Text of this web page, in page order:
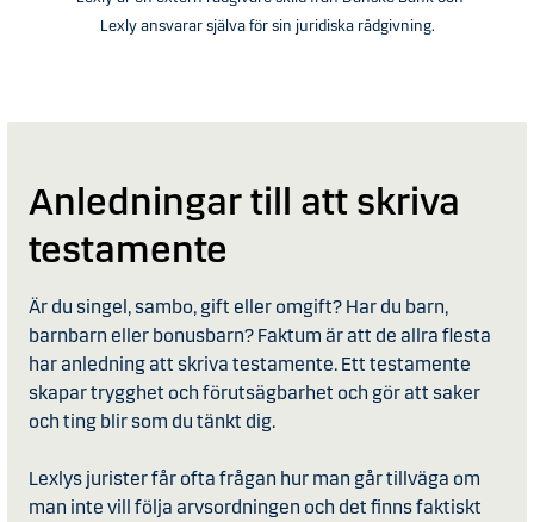
Lexly ansvarar själva för sin juridiska rådgivning.
Anledningar till att skriva
testamente
Är du singel, sambo, gift eller omgift? Har du barn,
barnbarn eller bonusbarn? Faktum är att de allra flesta
har anledning att skriva testamente. Ett testamente
skapar trygghet och förutsägbarhet och gör att saker
och ting blir som du tänkt dig.
Lexlys jurister får ofta frågan hur man går tillväga om
man inte vill följa arvsordningen och det finns faktiskt